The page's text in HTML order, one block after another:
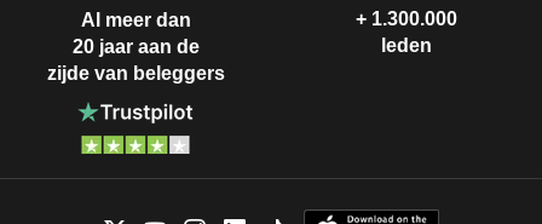
Al meer dan
20 jaar aan de
zijde van beleggers
+ 1.300.000
leden